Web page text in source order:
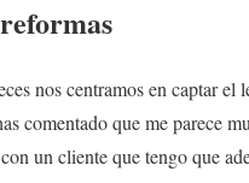
nos centramos en captar el
comentado que me parece
un cliente que tengo que